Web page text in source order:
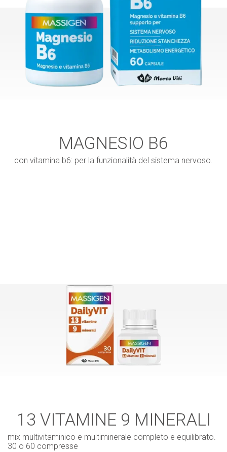
MAGNESIO B6
con vitamina b6: per la funzionalità del sistema nervoso.
13 VITAMINE 9 MINERALI
mix multivitaminico e multiminerale completo e equilibrato.
30 o 60 compresse